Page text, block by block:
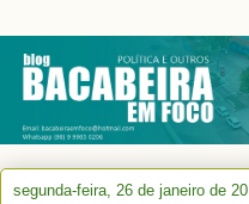
segunda-feira, 26 de janeiro de